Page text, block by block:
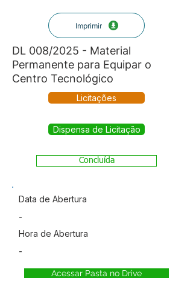
Imprimir
DL 008/2025 - Material
Permanente para Equipar o
Centro Tecnológico
Licitações
Dispensa de Licitação
Concluída
Data de Abertura
-
Hora de Abertura
-
Acessar Pasta no Drive